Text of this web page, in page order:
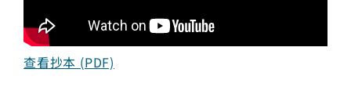
查看抄本 (PDF)